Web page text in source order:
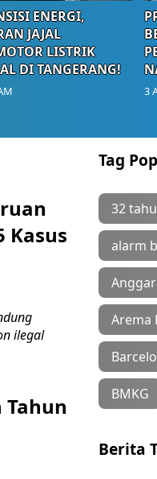
ENERGI,
JAJAL
LISTRIK
DI TANGERANG!
3
Kasus
ilegal
Tahun
Tag
32
alarm
Arema
BMKG
Berita